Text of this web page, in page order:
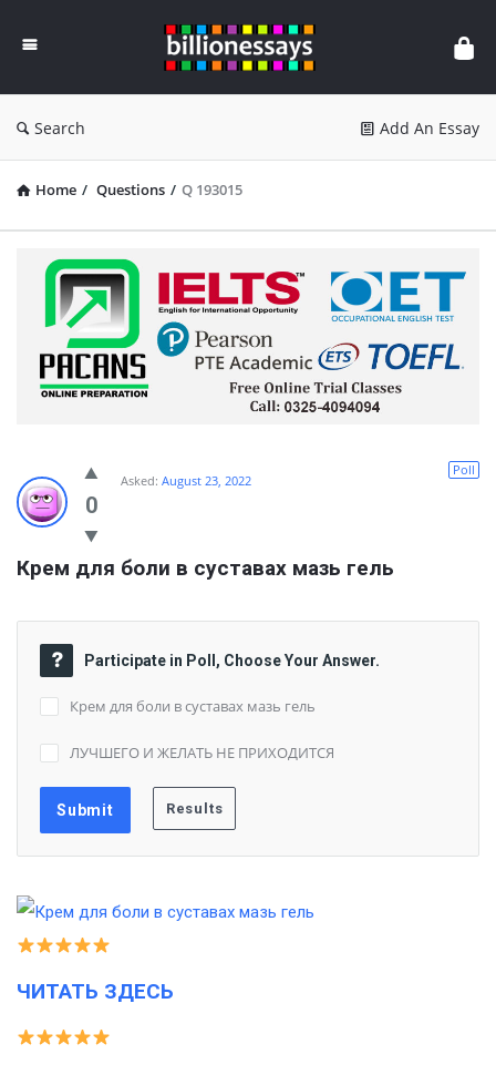
Essays
Search Add An Essay
Home / Questions / Q 193015
0
Poll
Asked: August 23, 2022
Крем для боли в суставах мазь гель
Participate in Poll, Choose Your Answer.
Крем для боли в суставах мазь гель
ЛУЧШЕГО И ЖЕЛАТЬ НЕ ПРИХОДИТСЯ
ЧИТАТЬ ЗДЕСЬ